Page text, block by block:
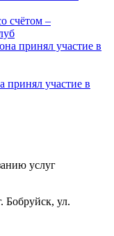
счётом –
принял участие в
услуг
Бобруйск, ул.